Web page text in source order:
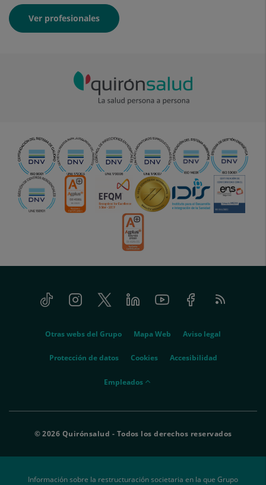
Ver profesionales
Tiktok InstagramTwitter LinkedinYoutube FacebookFeed
RSS
Otras webs del Grupo Mapa Web Aviso legal
Protección de datos Cookies Accesibilidad
empleados
Empleados
© 2026 Quirónsalud - Todos los derechos reservados
Información sobre la restructuración societaria en la que Grupo